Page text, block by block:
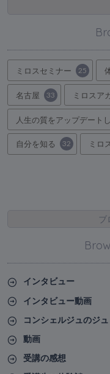
ミロスセミナー 25
名古屋 33 ミロスア
人生の質をアップデート
自分を知る 32 ミロ
ブ
インタビュー
インタビュー動画
コンシェルジュのジュ
動画
受講の感想